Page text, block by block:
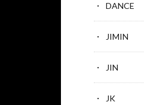
DANCE
JIMIN
JIN
JK